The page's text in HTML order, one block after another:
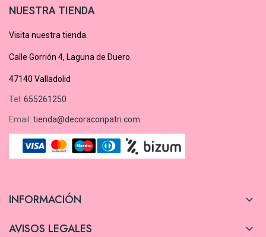
NUESTRA TIENDA
Visita nuestra tienda.
Calle Gorrión 4, Laguna de Duero.
47140 Valladolid
Tel: 655261250
Email: tienda@decoraconpatri.com
INFORMACIÓN 
AVISOS LEGALES 